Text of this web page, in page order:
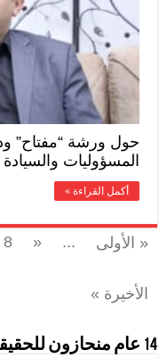
حول ورشة “مفتاح”
المسؤوليات
أكمل القراءة »
« الأولى ...
«
8
الأخيرة »
14 عام منحازون للحقيقة …